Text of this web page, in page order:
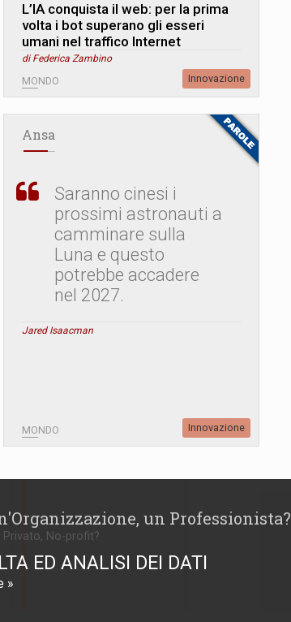
L’IA conquista il web: per la prima
volta i bot superano gli esseri
umani nel traffico Internet
di Federica Zambino
MONDO Innovazione
Ansa
Saranno cinesi i
prossimi astronauti a
camminare sulla
Luna e questo
potrebbe accadere
nel 2027.
Jared Isaacman
MONDO Innovazione
un Professionista?
No-profit?
ED ANALISI DEI DATI
»